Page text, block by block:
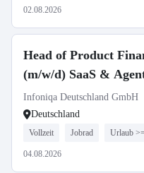
02.08.2026
Head of Product
(m/w/d) SaaS &
Infoniqa Deutschland GmbH
Deutschland
Vollzeit Jobrad Urlaub
04.08.2026